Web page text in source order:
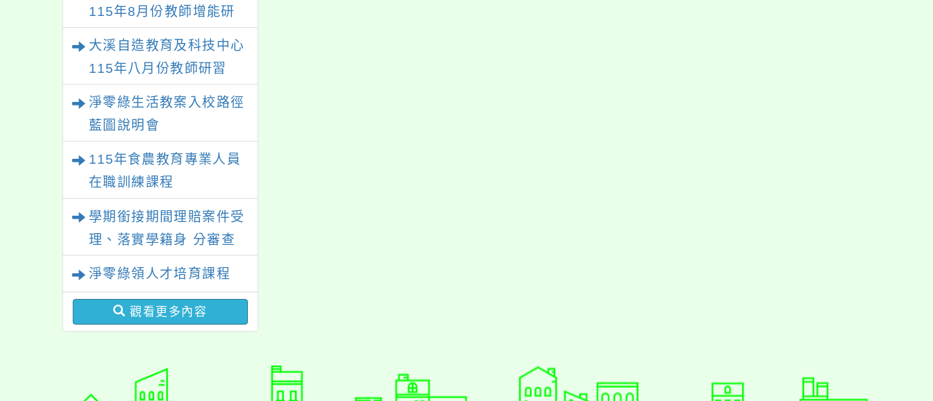
115年8月份教師增能研
大溪自造教育及科技中心
115年八月份教師研習
淨零綠生活教案入校路徑
藍圖說明會
115年食農教育專業人員
在職訓練課程
學期銜接期間理賠案件受
理、落實學籍身 分審查
淨零綠領人才培育課程
觀看更多內容